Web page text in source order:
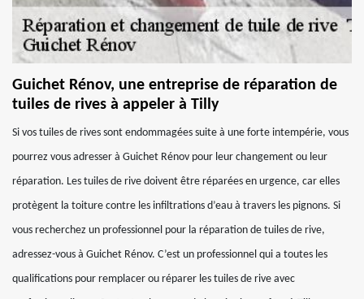
Guichet Rénov, une entreprise de réparation de
tuiles de rives à appeler à Tilly
Si vos tuiles de rives sont endommagées suite à une forte intempérie, vous
pourrez vous adresser à Guichet Rénov pour leur changement ou leur
réparation. Les tuiles de rive doivent être réparées en urgence, car elles
protègent la toiture contre les infiltrations d’eau à travers les pignons. Si
vous recherchez un professionnel pour la réparation de tuiles de rive,
adressez-vous à Guichet Rénov. C’est un professionnel qui a toutes les
qualifications pour remplacer ou réparer les tuiles de rive avec